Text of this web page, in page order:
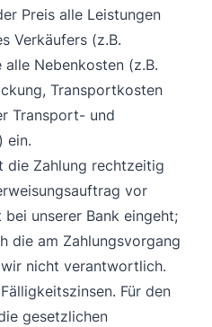
Preis alle Leistungen
Verkäufers (z.B.
Nebenkosten (z.B.
Transportkosten
Transport- und
ein.
die Zahlung rechtzeitig
vor
unserer Bank eingeht;
die am Zahlungsvorgang
nicht verantwortlich.
Für den
gesetzlichen